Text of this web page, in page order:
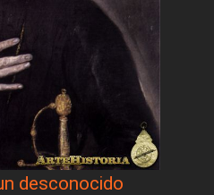
desconocido